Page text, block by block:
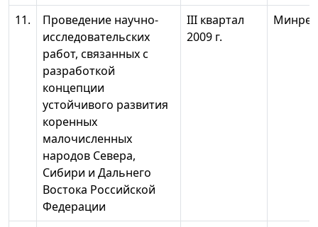
11.
Проведение научно-
исследовательских
работ, связанных с
разработкой
концепции
устойчивого развития
коренных
малочисленных
народов Севера,
Сибири и Дальнего
Востока Российской
Федерации
III квартал
2009 г.